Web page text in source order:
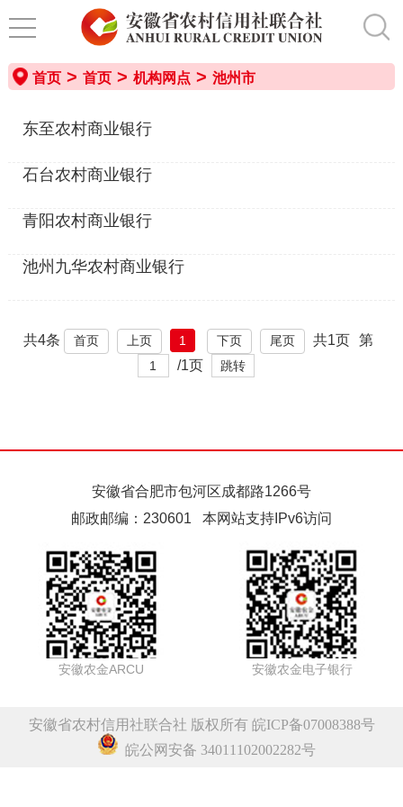
首页> 首页> 机构网点 > 池州市
东至农村商业银行
石台农村商业银行
青阳农村商业银行
池州九华农村商业银行
共4条 首页 上页 1 下页 尾页 共1页
第
/1页
安徽省合肥市包河区成都路1266号
邮政邮编：230601 本网站支持IPv6访问
安徽农金ARCU 安徽农金电子银行
安徽省农村信用社联合社 版权所有 皖ICP备07008388号
皖公网安备 34011102002282号